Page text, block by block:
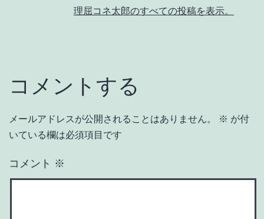
理屈コネ太郎のすべての投稿を表示。
コメントする
メールアドレスが公開されることはありません。 ※ が付
いている欄は必須項目です
コメント ※